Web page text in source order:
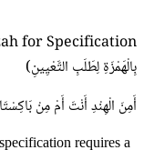
بِالْهَمْزَةِ لِطَلَبِ التَّعْيِينِ)
أَمِنَ الْهِنْدِ أَنْتَ أَمْ مِنْ